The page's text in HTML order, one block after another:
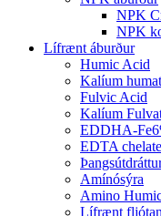
NPK
NPK
Lífrænt áburður
Humic Acid
Kalíum humat
Fulvic Acid
Kalíum
EDDHA-
EDTA
Amínósýra
Amino
Lífrænt